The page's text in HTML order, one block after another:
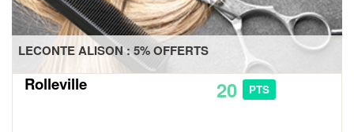
LECONTE ALISON : 5% OFFERTS
Rolleville 20 PTS